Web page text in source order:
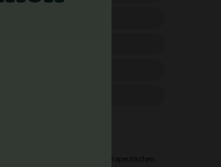
eignet, die nach einer therapeutischen